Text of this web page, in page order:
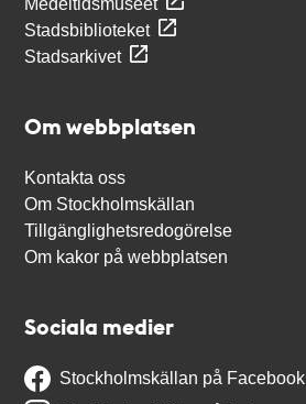
Medeltidsmuseet
Stadsbiblioteket
Stadsarkivet
Om webbplatsen
Kontakta oss
Om Stockholmskällan
Tillgänglighetsredogörelse
Om kakor på webbplatsen
Sociala medier
Stockholmskällan på Facebook